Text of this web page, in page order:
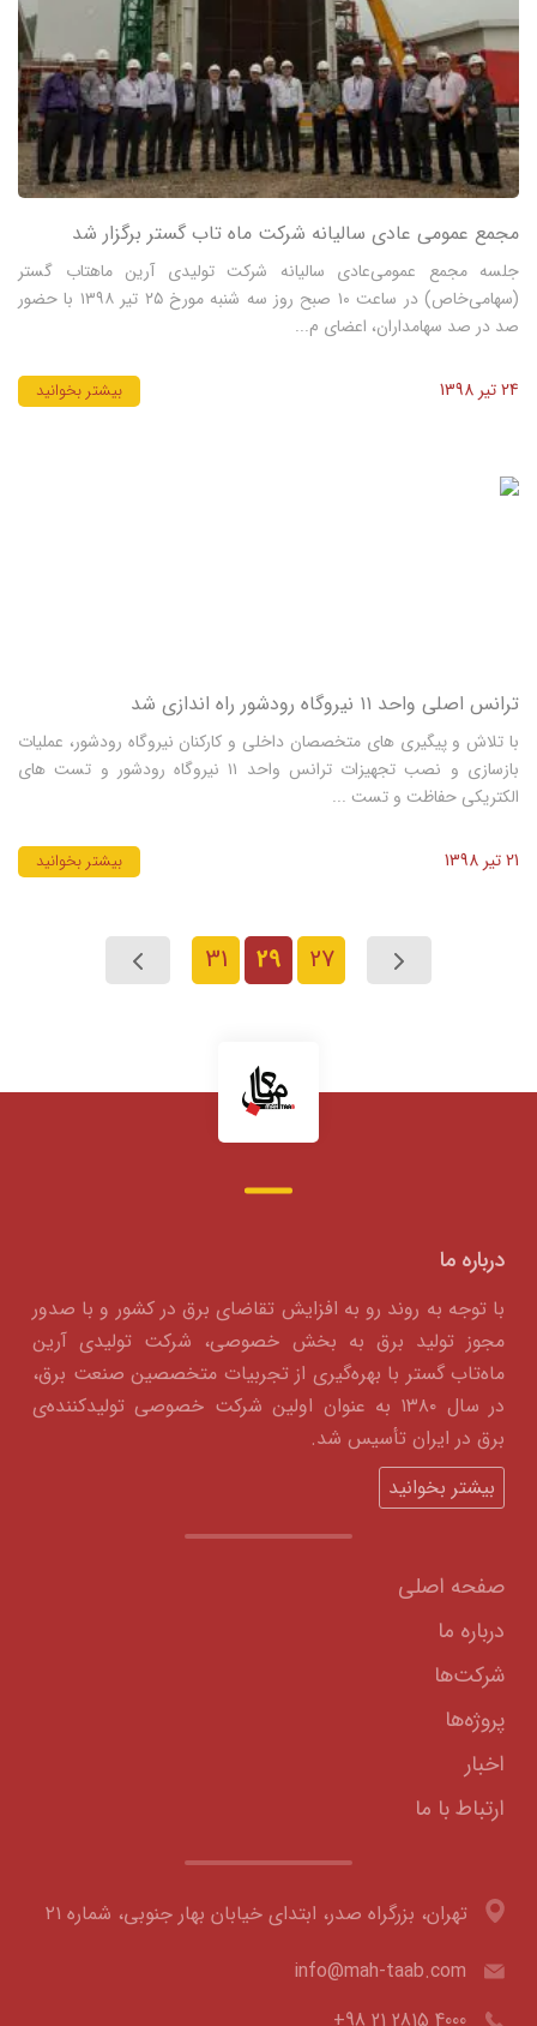
مجمع عمومی عادی سالیانه شرکت ماه تاب گستر برگزار شد
جلسه مجمع عمومی‌عادی سالیانه شرکت تولیدی آرین ماه‎تاب گستر
(سهامی‌خاص) در ساعت ۱۰ صبح روز سه شنبه مورخ ۲۵ تیر ۱۳۹۸ با حضور
صد در صد سهامداران، اعضای م...
24 تیر 1398 بیشتر بخوانید
ترانس اصلی واحد ۱۱ نیروگاه رودشور راه اندازی شد
با تلاش و پیگیری های متخصصان داخلی و کارکنان نیروگاه رودشور، عملیات
بازسازی و نصب تجهیزات ترانس واحد ۱۱ نیروگاه رودشور و تست های
الکتریکی حفاظت و تست ...
21 تیر 1398 بیشتر بخوانید
27
29
31
درباره ما
با توجه به روند رو به افزایش تقاضای برق در کشور و با صدور
مجوز تولید برق به بخش خصوصی، شرکت تولیدی آرین
ماه‌تاب گستر با بهره‌گیری از تجربیات متخصصین صنعت برق،
در سال ۱۳۸۰ به عنوان اولین شرکت خصوصی تولیدکننده‌ی
برق در ایران تأسیس شد.
بیشتر بخوانید
صفحه اصلی
درباره ما
شرکت‌ها
پروژه‌ها
اخبار
ارتباط با ما
تهران، بزرگراه صدر، ابتدای خیابان بهار جنوبی، شماره ۲۱
info@mah-taab.com